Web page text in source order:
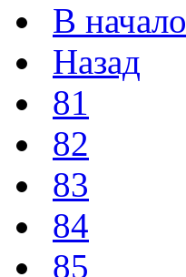
В начало
Назад
81
82
83
84
85